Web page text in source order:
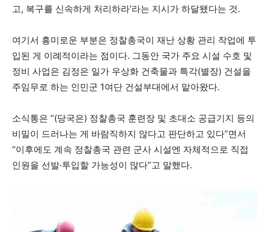
고, 복구를 신속하게 처리하라’라는 지시가 하달됐다는 것.
여기서 흥미로운 부분은 정찰총국이 재난 상황 관리 작업에 투
입된 게 이례적이라는 점이다. 그동안 국가 주요 시설 수호 및
정비 사업은 김정은 일가 우상화 건축물과 특각(별장) 건설을
주임무로 하는 인민군 1여단 건설부대에서 맡아왔다.
소식통은 “(당국은) 정찰총국 훈련장 및 초대소 공급기지 등의
비밀이 드러나는 게 바람직하지 않다고 판단하고 있다”면서
“이후에도 계속 정찰총국 관련 군사 시설엔 자체적으로 직접
인원을 선발·투입할 가능성이 많다”고 말했다.